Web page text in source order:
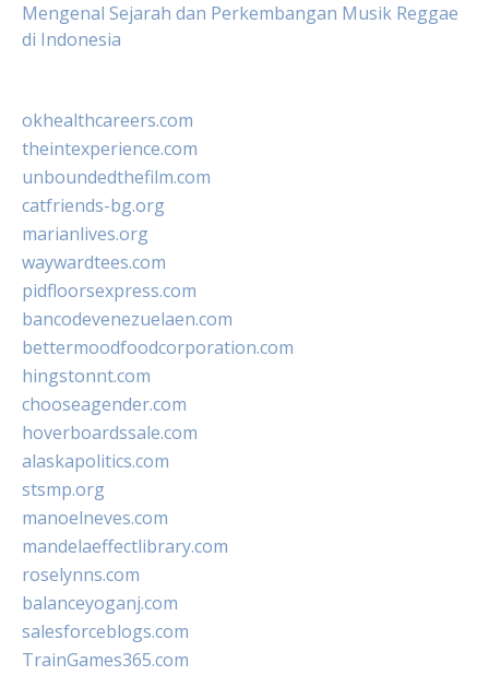
Mengenal Sejarah dan Perkembangan Musik Reggae
di Indonesia
okhealthcareers.com
theintexperience.com
unboundedthefilm.com
catfriends-bg.org
marianlives.org
waywardtees.com
pidfloorsexpress.com
bancodevenezuelaen.com
bettermoodfoodcorporation.com
hingstonnt.com
chooseagender.com
hoverboardssale.com
alaskapolitics.com
stsmp.org
manoelneves.com
mandelaeffectlibrary.com
roselynns.com
balanceyoganj.com
salesforceblogs.com
TrainGames365.com